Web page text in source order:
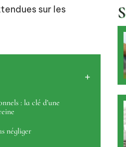
sur les
: la clé d’une
négliger